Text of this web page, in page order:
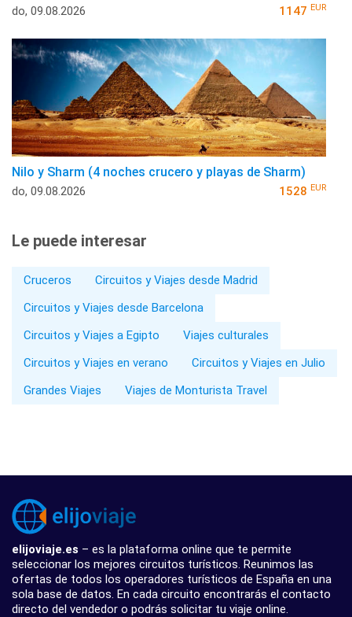
do, 09.08.2026 1147 EUR
Nilo y Sharm (4 noches crucero y playas de Sharm)
do, 09.08.2026 1528 EUR
Le puede interesar
Cruceros
Circuitos y Viajes desde Madrid
Circuitos y Viajes desde Barcelona
Circuitos y Viajes a Egipto
Viajes culturales
Circuitos y Viajes en verano
Circuitos y Viajes en Julio
Grandes Viajes
Viajes de Monturista Travel
elijoviaje.es – es la plataforma online que te permite
seleccionar los mejores circuitos turísticos. Reunimos las
ofertas de todos los operadores turísticos de España en una
sola base de datos. En cada circuito encontrarás el contacto
directo del vendedor o podrás solicitar tu viaje online.